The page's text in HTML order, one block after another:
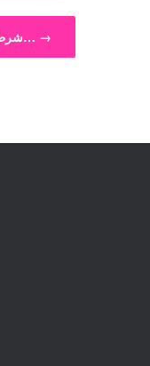
شرطة مومباي تعتقل ستة أشخاص… →